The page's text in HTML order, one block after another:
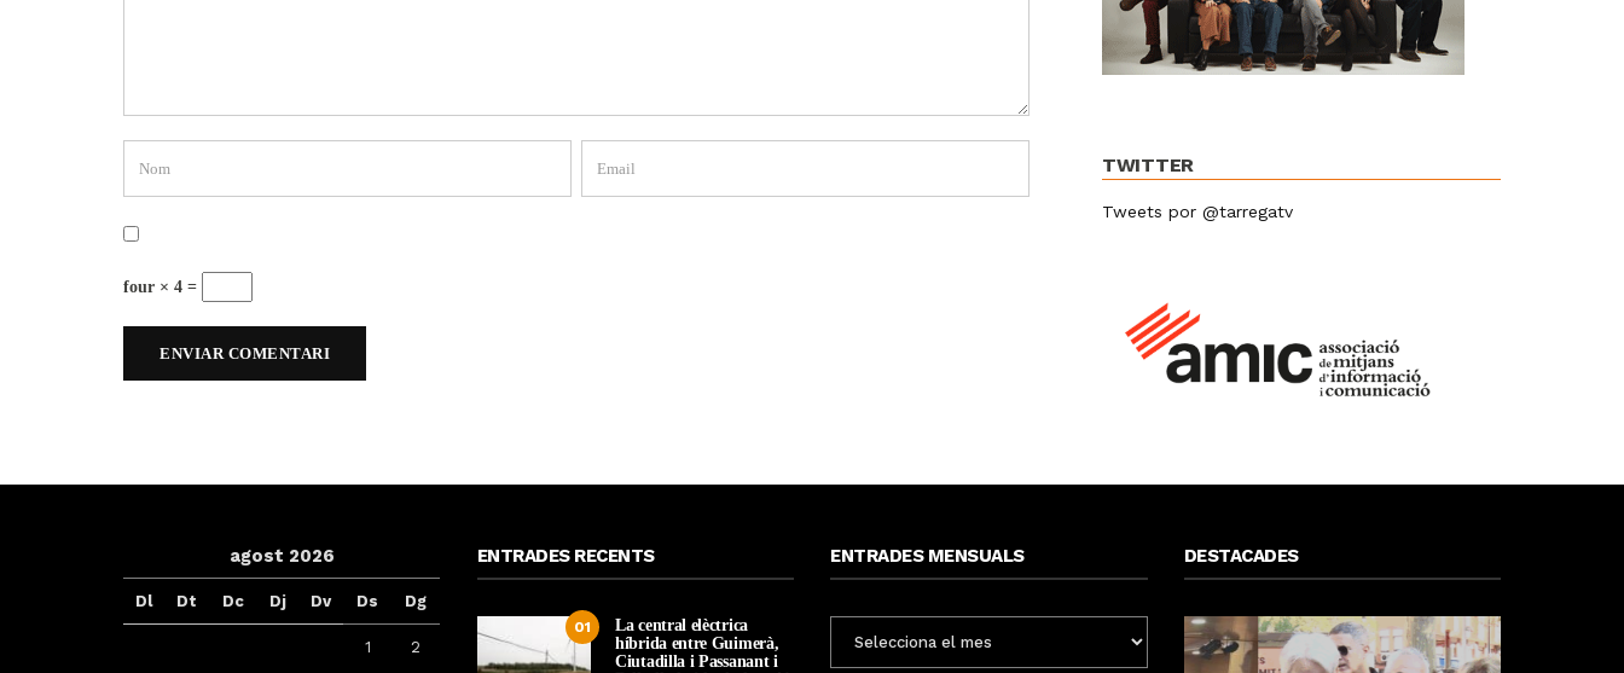
four × 4 =
TWITTER
Tweets por @tarregatv
agost 2026
Dl Dt Dc Dj Dv Ds Dg
1 2
ENTRADES RECENTS
01
La central elèctrica
híbrida entre Guimerà,
Ciutadilla i Passanant i
ENTRADES MENSUALS
MENSUALS
DESTACADES